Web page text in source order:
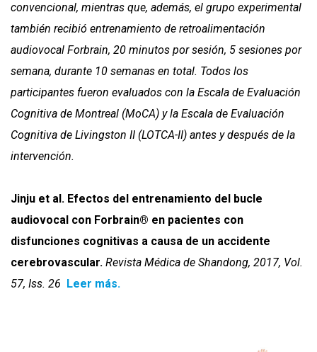
convencional, mientras que, además, el grupo experimental
también recibió entrenamiento de retroalimentación
audiovocal Forbrain, 20 minutos por sesión, 5 sesiones por
semana, durante 10 semanas en total. Todos los
participantes fueron evaluados con la Escala de Evaluación
Cognitiva de Montreal (MoCA) y la Escala de Evaluación
Cognitiva de Livingston II (LOTCA-II) antes y después de la
intervención.
Jinju et al. Efectos del entrenamiento del bucle
audiovocal con Forbrain® en pacientes con
disfunciones cognitivas a causa de un accidente
cerebrovascular. Revista Médica de Shandong, 2017, Vol.
57, Iss. 26
Leer más.